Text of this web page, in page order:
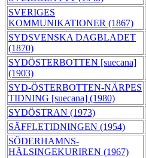
SVERIGES
KOMMUNIKATIONER (1867)
SYDSVENSKA DAGBLADET
(1870)
SYDÖSTERBOTTEN [suecana]
(1903)
SYD-ÖSTERBOTTEN-NÄRPES
TIDNING [suecana] (1980)
SYDÖSTRAN (1973)
SÄFFLETIDNINGEN (1954)
SÖDERHAMNS-
HÄLSINGEKURIREN (1967)